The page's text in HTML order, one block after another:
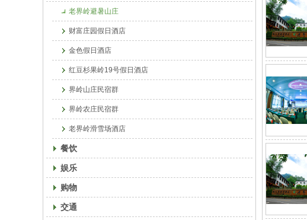
老界岭避暑山庄
财富庄园假日酒店
金色假日酒店
红豆杉果岭19号假日酒店
界岭山庄民宿群
界岭农庄民宿群
老界岭滑雪场酒店
餐饮
娱乐
购物
交通